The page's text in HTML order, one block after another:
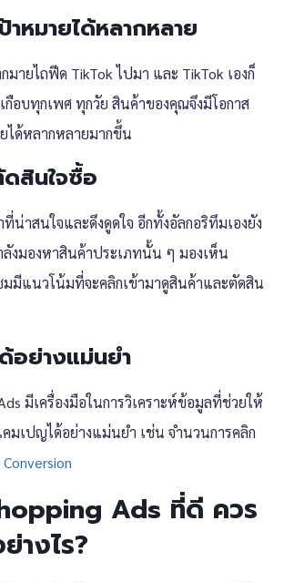
าหมายได้หลากหลาย
ายไถฟีด TikTok ไปมา และ TikTok เองก็
กือบทุกเพศ ทุกวัย สินค้าของคุณจึงมีโอกาส
ได้หลากหลายมากขึ้น
สินใจซื้อ
าสนใจและดึงดูดใจ อีกทั้งอัลกอริทึมเองยัง
งมองหาสินค้าประเภทนั้น ๆ มองเห็น
มีแนวโน้มที่จะคลิกเข้ามาดูสินค้าและตัดสิน
อย่างแม่นยำ
มีเครื่องมือในการวิเคราะห์ข้อมูลที่ช่วยให้
มเปญได้อย่างแม่นยำ เช่น จำนวนการคลิก
Conversion
Ads ที่ดี ควร
างไร?